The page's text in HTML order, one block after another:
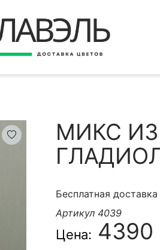
КОНТАКТЫ
МИКС
Бесплатная
Артикул 4039
Цена: 4390
покупка
ДАННЫЕ